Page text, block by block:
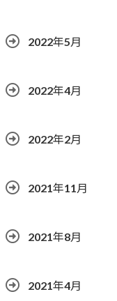
2022年5月
2022年4月
2022年2月
2021年11月
2021年8月
2021年4月